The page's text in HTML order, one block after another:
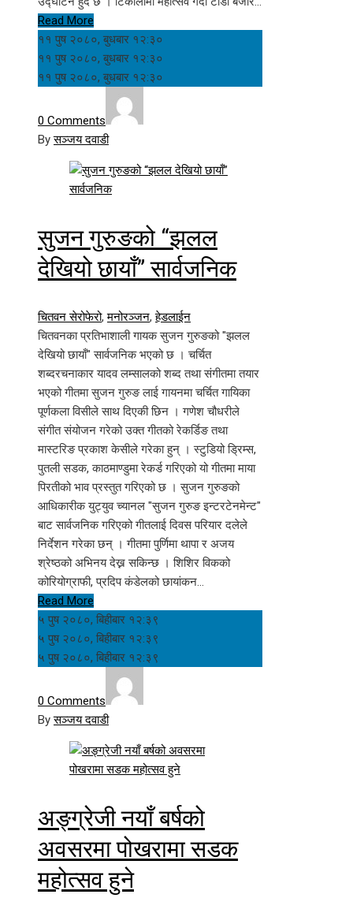
Read More
११ पुष २०८०, बुधबार १२:३०
११ पुष २०८०, बुधबार १२:३०
११ पुष २०८०, बुधबार १२:३०
0 Comments
Byसञ्जय दवाडी
सुजन गुरुङको “झलल
देखियो छायाँ” सार्वजनिक
चितवन सेरोफेरो,मनोरञ्जन,हेडलाईन
चितवनका प्रतिभाशाली गायक सुजन गुरुङको "झलल
देखियो छायाँ" सार्वजनिक भएको छ । चर्चित
शब्दरचनाकार यादव लम्सालको शब्द तथा संगीतमा तयार
भएको गीतमा सुजन गुरुङ लाई गायनमा चर्चित गायिका
पूर्णकला विसीले साथ दिएकी छिन । गणेश चौधरीले
संगीत संयोजन गरेको उक्त गीतको रेकर्डिङ तथा
मास्टरिङ प्रकाश केसीले गरेका हुन् । स्टुडियो ड्रिम्स,
पुतली सडक, काठमाण्डुमा रेकर्ड गरिएको यो गीतमा माया
पिरतीको भाव प्रस्तुत गरिएको छ । सुजन गुरुङको
आधिकारीक युट्युव च्यानल "सुजन गुरुङ इन्टरटेनमेन्ट"
बाट सार्वजनिक गरिएको गीतलाई दिवस परियार दलेले
निर्देशन गरेका छन् । गीतमा पुर्णिमा थापा र अजय
श्रेष्ठको अभिनय देख्न सकिन्छ । शिशिर विकको
कोरियोग्राफी, प्रदिप कंडेलको छायांकन…
Read More
५ पुष २०८०, बिहीबार १२:३९
५ पुष २०८०, बिहीबार १२:३९
५ पुष २०८०, बिहीबार १२:३९
0 Comments
Byसञ्जय दवाडी
अङ्ग्रेजी नयाँ बर्षको
अवसरमा पोखरामा सडक
महोत्सव हुने